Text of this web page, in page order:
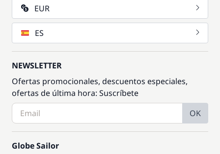
EUR
ES
NEWSLETTER
Ofertas promocionales, descuentos especiales,
ofertas de última hora: Suscríbete
OK
Globe Sailor